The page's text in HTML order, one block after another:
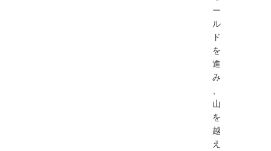
ー
ル
ド
を
進
み
山
を
越
え